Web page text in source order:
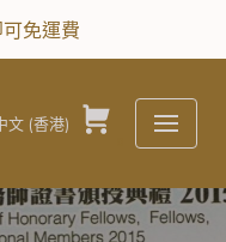
免運費
文 (香港)